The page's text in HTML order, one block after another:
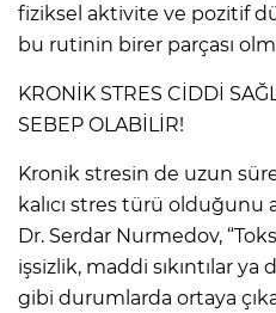
fiziksel aktivite ve pozitif
bu rutinin birer parçası
KRONİK STRES CİDDİ
SEBEP OLABİLİR!
Kronik stresin de uzun
kalıcı stres türü olduğunu
Dr. Serdar Nurmedov,
işsizlik, maddi sıkıntılar ya
gibi durumlarda ortaya